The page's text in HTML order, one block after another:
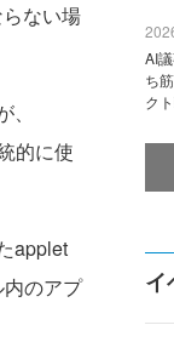
ない場
的に使
applet
のアプ
AI
ち
ク
イ